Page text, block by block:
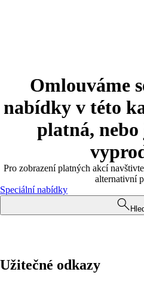
Omlouváme
nabídky v této
platná,
Pro zobrazení platných akcí
alternativní
Speciální nabídky
Užitečné odkazy